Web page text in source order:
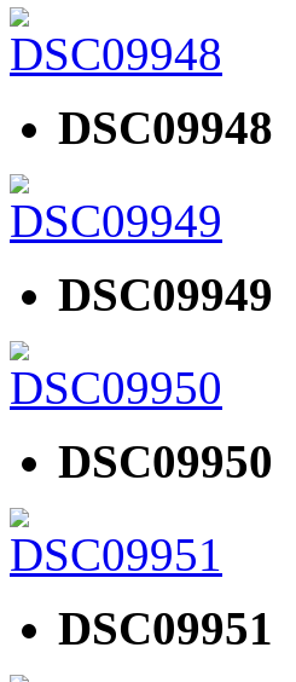
DSC09948
DSC09949
DSC09950
DSC09951